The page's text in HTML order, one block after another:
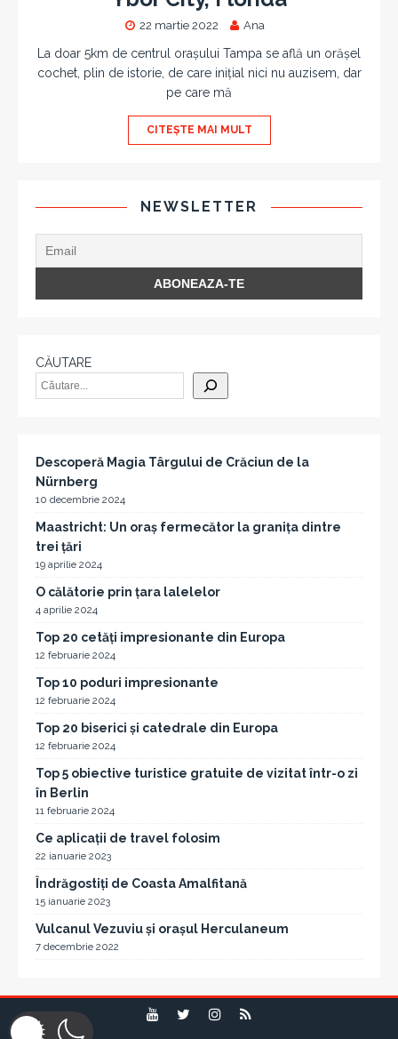
22 martie 2022 Ana
La doar 5km de centrul orașului Tampa se află un orășel
cochet, plin de istorie, de care inițial nici nu auzisem, dar
pe care mă
CITEȘTE MAI MULT
NEWSLETTER
CĂUTARE
Descoperă Magia Târgului de Crăciun de la
Nürnberg
10 decembrie 2024
Maastricht: Un oraș fermecător la granița dintre
trei țări
19 aprilie 2024
O călătorie prin țara lalelelor
4 aprilie 2024
Top 20 cetăți impresionante din Europa
12 februarie 2024
Top 10 poduri impresionante
12 februarie 2024
Top 20 biserici și catedrale din Europa
12 februarie 2024
Top 5 obiective turistice gratuite de vizitat într-o zi
în Berlin
11 februarie 2024
Ce aplicații de travel folosim
22 ianuarie 2023
Îndrăgostiți de Coasta Amalfitană
15 ianuarie 2023
Vulcanul Vezuviu și orașul Herculaneum
7 decembrie 2022